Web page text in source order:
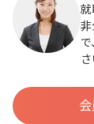
就
非
さ